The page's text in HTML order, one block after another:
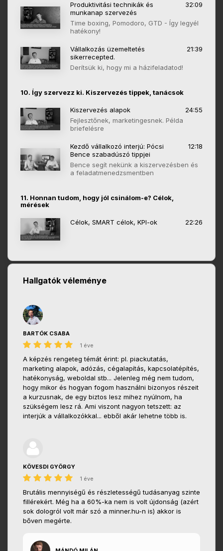
Produktivitási technikák és
munkanap szervezés
32:09
Time boxing, Pomodoro, GTD - Így legyél
hatékony!
Vállalkozás üzemeltetés
sikerrecepted.
21:39
Derítsük ki, hogy mi a házifeladatod!
10. Így szervezz ki. Kiszervezés tippek, tanácsok
Kiszervezés alapok
24:55
Fejlesztőnek, marketingesnek. Példa
briefelésre
Kezdő vállalkozó interjú: Pócsi
Bence szabadúszó tippjei
12:18
Bence segít nekünk a kiszervezésben és
a feladatmenedzsmentben
11. Honnan tudom, hogy jól csinálom-e? Célok,
mérések
Célok, SMART célok, KPI-ok 22:26
Hallgatók véleménye
BARTÓK CSABA
1 éve
A képzés rengeteg témát érint: pl. piackutatás,
marketing alapok, adózás, cégalapítás, kapcsolatépítés,
hatékonyság, weboldal stb... Jelenleg még nem tudom,
hogy mikor és hogyan fogom használni bizonyos részeit
a kurzusnak, de egy biztos lesz mihez nyúlnom, ha
szükségem lesz rá. Ami viszont nagyon tetszett: az
interjúk a vállalkozókkal... ebből akár lehetne több is.
KÖVESDI GYÖRGY
1 éve
Brutális mennyiségű és részletességű tudásanyag szinte
fillérekért. Még ha a 60%-ka nem is volt újdonság (azért
sok dologról volt már szó a minner.hu-n is) akkor is
bőven megérte.